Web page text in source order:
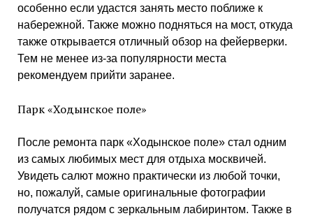
особенно если удастся занять место поближе к
набережной. Также можно подняться на мост, откуда
также открывается отличный обзор на фейерверки.
Тем не менее из-за популярности места
рекомендуем прийти заранее.
Парк «Ходынское поле»
После ремонта парк «Ходынское поле» стал одним
из самых любимых мест для отдыха москвичей.
Увидеть салют можно практически из любой точки,
но, пожалуй, самые оригинальные фотографии
получатся рядом с зеркальным лабиринтом. Также в